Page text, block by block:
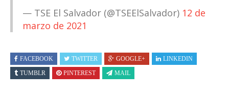
— TSE El Salvador (@TSEElSalvador) 12 de
marzo de 2021
FACEBOOK TWITTER GOOGLE+
LINKEDIN
TUMBLR
PINTEREST MAIL